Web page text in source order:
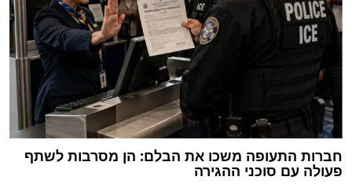
חברות התעופה משכו את הבלם: הן מסרבות לשתף
פעולה עם סוכני ההגירה